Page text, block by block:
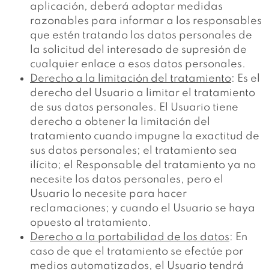
aplicación, deberá adoptar medidas
razonables para informar a los responsables
que estén tratando los datos personales de
la solicitud del interesado de supresión de
cualquier enlace a esos datos personales.
Derecho a la limitación del tratamiento: Es el
derecho del Usuario a limitar el tratamiento
de sus datos personales. El Usuario tiene
derecho a obtener la limitación del
tratamiento cuando impugne la exactitud de
sus datos personales; el tratamiento sea
ilícito; el Responsable del tratamiento ya no
necesite los datos personales, pero el
Usuario lo necesite para hacer
reclamaciones; y cuando el Usuario se haya
opuesto al tratamiento.
Derecho a la portabilidad de los datos: En
caso de que el tratamiento se efectúe por
medios automatizados, el Usuario tendrá